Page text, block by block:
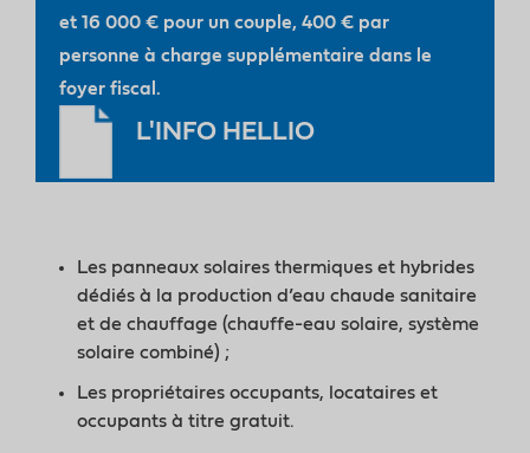
L'INFO HELLIO
et 16 000 € pour un couple, 400 € par
personne à charge supplémentaire dans le
foyer fiscal.
Les panneaux solaires thermiques et hybrides
dédiés à la production d’eau chaude sanitaire
et de chauffage (chauffe-eau solaire, système
solaire combiné) ;
Les propriétaires occupants, locataires et
occupants à titre gratuit.